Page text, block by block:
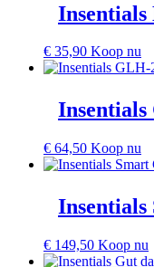
Insentials
€ 35,90 Koop nu
€ 64,50 Koop nu
Insentials
€ 149,50 Koop nu